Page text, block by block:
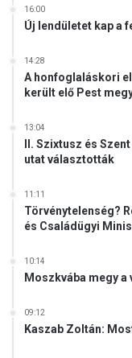
16:00
Új lendületet kap a
14:28
A honfoglaláskori
került elő Pest
13:04
II. Szixtusz és
utat választották
11:11
Törvénytelenség?
és Családügyi
10:14
Moszkvába megy
09:12
Kaszab Zoltán: